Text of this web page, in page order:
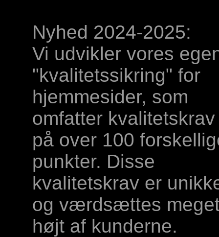
Nyhed 2024-2025:
Vi udvikler vores
"kvalitetssikring" for
hjemmesider, som
omfatter kvalitetskrav
på over 100
punkter. Disse
kvalitetskrav er
og værdsættes
højt af kunderne.